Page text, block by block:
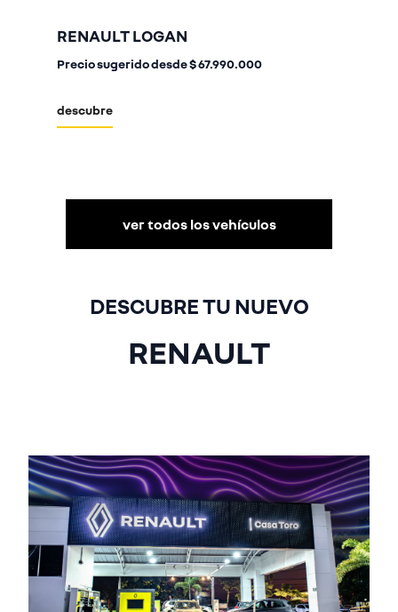
RENAULT LOGAN
Precio sugerido desde$ 67.990.000
descubre
ver todos los vehículos
DESCUBRE TU NUEVO
RENAULT